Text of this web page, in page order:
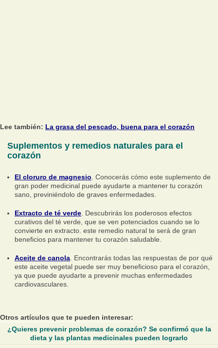
Lee también: La grasa del pescado, buena para el corazón
Suplementos y remedios naturales para el
corazón
El cloruro de magnesio . Conocerás cómo este suplemento de
gran poder medicinal puede ayudarte a mantener tu corazón
sano, previniéndolo de graves enfermedades.
Extracto de té verde . Descubrirás los poderosos efectos
curativos del té verde, que se ven potenciados cuando se lo
convierte en extracto. este remedio natural te será de gran
beneficios para mantener tu corazón saludable.
Aceite de canola . Encontrarás todas las respuestas de por qué
este aceite vegetal puede ser muy beneficioso para el corazón,
ya que puede ayudarte a prevenir muchas enfermedades
cardiovasculares.
Otros artículos que te pueden interesar:
¿Quieres prevenir problemas de corazón? Se confirmó que la
dieta y las plantas medicinales pueden lograrlo